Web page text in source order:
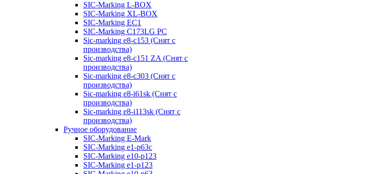
SIC-Marking L-BOX
SIC-Marking XL-BOX
SIC-Marking EC1
SIC-Marking C173LG PC
Sic-marking e8-c153 (Снят с
производства)
Sic-marking e8-c151 ZA (Снят с
производства)
Sic-marking e8-c303 (Снят с
производства)
Sic-marking e8-i61sk (Снят с
производства)
Sic-marking e8-i113sk (Снят с
производства)
Ручное оборудование
SIC-Marking E-Mark
SIC-Marking e1-p63с
SIC-Marking e10-p123
SIC-Marking e1-p123